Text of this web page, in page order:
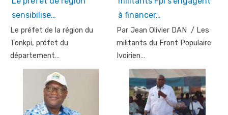
sensibilise…
Le préfet de la région du
Tonkpi, préfet du
département…
à financer…
Par Jean Olivier DAN / Les
militants du Front Populaire
Ivoirien…